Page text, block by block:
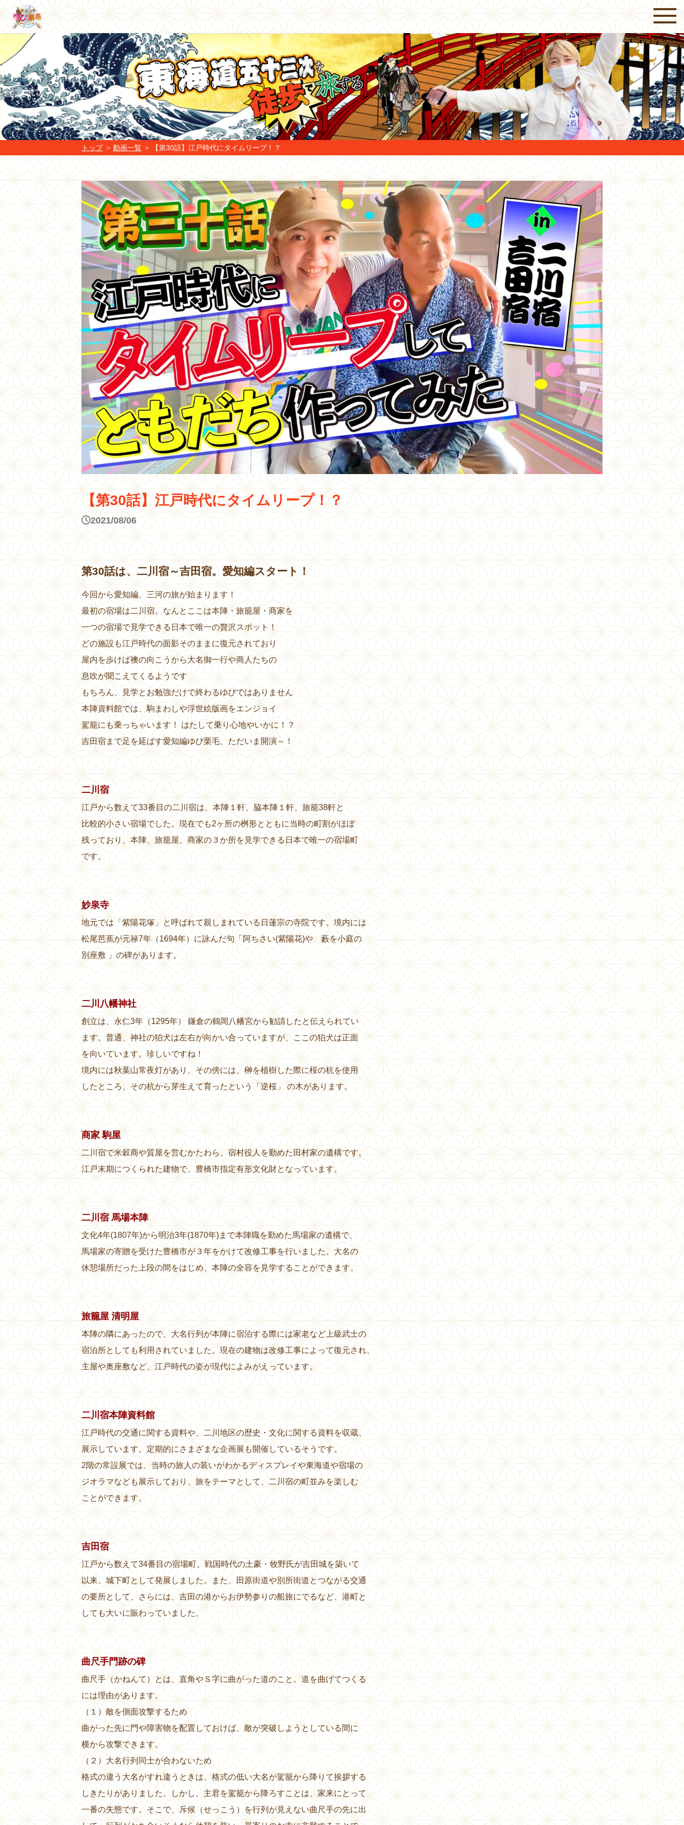
トップ 動画一覧 【第30話】江戸時代にタイムリープ！？
【第30話】江戸時代にタイムリープ！？
2021/08/06
第30話は、二川宿～吉田宿。愛知編スタート！
今回から愛知編、三河の旅が始まります！
最初の宿場は二川宿。なんとここは本陣・旅籠屋・商家を
一つの宿場で見学できる日本で唯一の贅沢スポット！
どの施設も江戸時代の面影そのままに復元されており
屋内を歩けば襖の向こうから大名御一行や商人たちの
息吹が聞こえてくるようです
もちろん、見学とお勉強だけで終わるゆぴではありません
本陣資料館では、駒まわしや浮世絵版画をエンジョイ
駕籠にも乗っちゃいます！ はたして乗り心地やいかに！？
吉田宿まで足を延ばす愛知編ゆぴ栗毛、ただいま開演～！
二川宿
江戸から数えて33番目の二川宿は、本陣１軒、脇本陣１軒、旅籠38軒と
比較的小さい宿場でした。現在でも2ヶ所の桝形とともに当時の町割がほぼ
残っており、本陣、旅籠屋、商家の３か所を見学できる日本で唯一の宿場町
です。
妙泉寺
地元では「紫陽花塚」と呼ばれて親しまれている日蓮宗の寺院です。境内には
松尾芭蕉が元禄7年（1694年）に詠んだ句「阿ちさい(紫陽花)や 藪を小庭の
別座敷 」の碑があります。
二川八幡神社
創立は、永仁3年（1295年） 鎌倉の鶴岡八幡宮から勧請したと伝えられてい
ます。普通、神社の狛犬は左右が向かい合っていますが、ここの狛犬は正面
を向いています。珍しいですね！
境内には秋葉山常夜灯があり、その傍には、榊を植樹した際に桜の杭を使用
したところ、その杭から芽生えて育ったという「逆桜」 の木があります。
商家 駒屋
二川宿で米穀商や質屋を営むかたわら、宿村役人を勤めた田村家の遺構です。
江戸末期につくられた建物で、豊橋市指定有形文化財となっています。
二川宿 馬場本陣
文化4年(1807年)から明治3年(1870年)まで本陣職を勤めた馬場家の遺構で、
馬場家の寄贈を受けた豊橋市が３年をかけて改修工事を行いました。大名の
休憩場所だった上段の間をはじめ、本陣の全容を見学することができます。
旅籠屋 清明屋
本陣の隣にあったので、大名行列が本陣に宿泊する際には家老など上級武士の
宿泊所としても利用されていました。現在の建物は改修工事によって復元され、
主屋や奥座敷など、江戸時代の姿が現代によみがえっています。
二川宿本陣資料館
江戸時代の交通に関する資料や、二川地区の歴史・文化に関する資料を収蔵、
展示しています。定期的にさまざまな企画展も開催しているそうです。
2階の常設展では、当時の旅人の装いがわかるディスプレイや東海道や宿場の
ジオラマなども展示しており、旅をテーマとして、二川宿の町並みを楽しむ
ことができます。
吉田宿
江戸から数えて34番目の宿場町。戦国時代の土豪・牧野氏が吉田城を築いて
以来、城下町として発展しました。また、田原街道や別所街道とつながる交通
の要所として、さらには、吉田の港からお伊勢参りの船旅にでるなど、港町と
しても大いに賑わっていました。
曲尺手門跡の碑
曲尺手（かねんて）とは、直角やＳ字に曲がった道のこと。道を曲げてつくる
には理由があります。
（１）敵を側面攻撃するため
曲がった先に門や障害物を配置しておけば、敵が突破しようとしている間に
横から攻撃できます。
（２）大名行列同士が合わないため
格式の違う大名がすれ違うときは、格式の低い大名が駕籠から降りて挨拶する
しきたりがありました。しかし、主君を駕籠から降ろすことは、家来にとって
一番の失態です。そこで、斥候（せっこう）を行列が見えない曲尺手の先に出